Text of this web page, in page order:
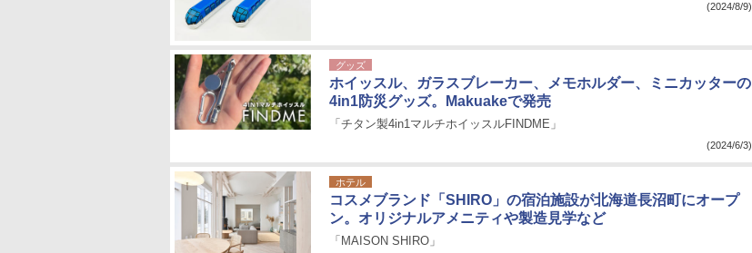
(2024/8/9)
グッズ
ホイッスル、ガラスブレーカー、メモホルダー、ミニカッターの
4in1防災グッズ。Makuakeで発売
「チタン製4in1マルチホイッスルFINDME」
(2024/6/3)
ホテル
コスメブランド「SHIRO」の宿泊施設が北海道長沼町にオープ
ン。オリジナルアメニティや製造見学など
「MAISON SHIRO」